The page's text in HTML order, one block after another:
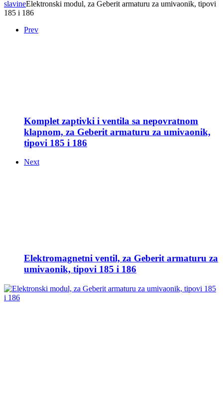
slavineElektronski modul, za Geberit armaturu za umivaonik, tipovi
185 i 186
Prev
Komplet zaptivki i ventila sa nepovratnom
klapnom, za Geberit armaturu za umivaonik,
tipovi 185 i 186
Next
Elektromagnetni ventil, za Geberit armaturu za
umivaonik, tipovi 185 i 186